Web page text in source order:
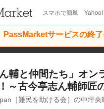
スマホで簡単 Yahoo!
PassMarketサービスの終
輔と仲間たち」オン
～古今亭志ん輔師匠
［難民を助ける会］の中坪央